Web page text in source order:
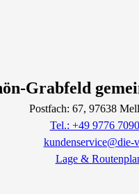
Grabfeld
Postfach: 67, 97638
Tel.: +49 9776
kundenservice@die-
Lage &